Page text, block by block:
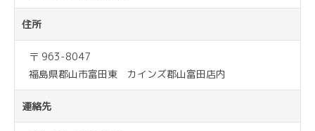
住所
〒 963-8047
福島県郡山市富田東 カインズ郡山富田店内
連絡先